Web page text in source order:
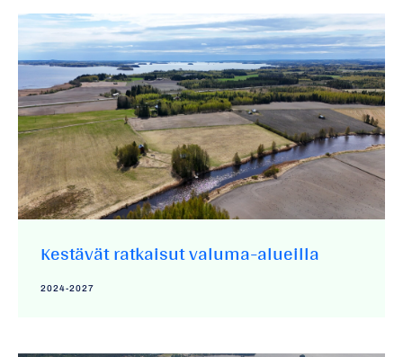
Kestävät ratkaisut valuma-alueilla
2024-2027